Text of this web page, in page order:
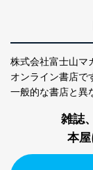
株式会社富士山マ
オンライン書店で
一般的な書店と異
雑誌
本屋